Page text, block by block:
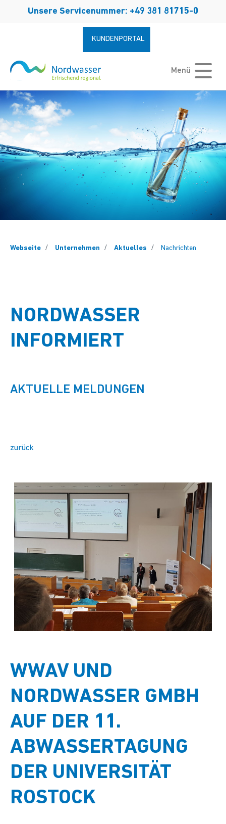
Unsere Servicenummer: +49 381 81715-0
KUNDENPORTAL
Menü
Webseite Unternehmen Aktuelles Nachrichten
NORDWASSER
INFORMIERT
AKTUELLE MELDUNGEN
zurück
WWAV UND
NORDWASSER GMBH
AUF DER 11.
ABWASSERTAGUNG
DER UNIVERSITÄT
ROSTOCK